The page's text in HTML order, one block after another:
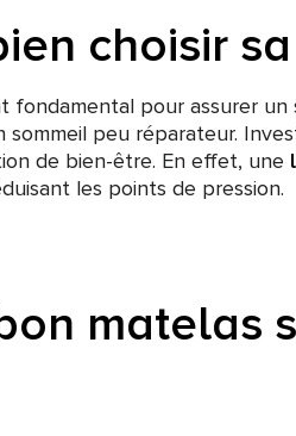
choisir
fondamental pour assurer un
sommeil peu réparateur.
de bien-être. En effet, une
les points de pression.
matelas